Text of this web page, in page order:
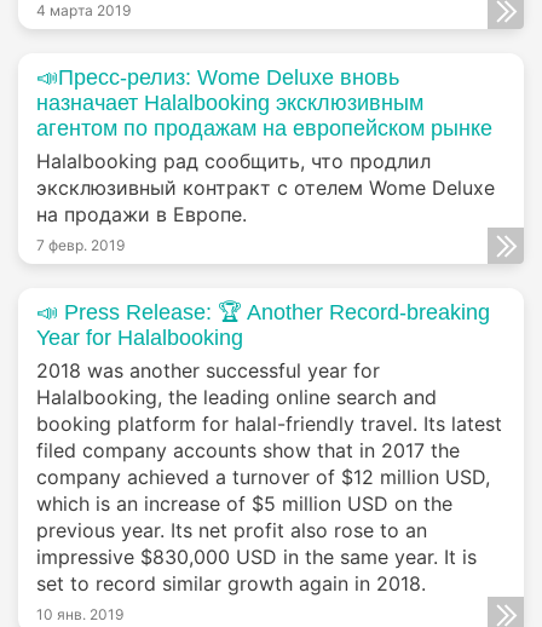
4 марта 2019
📣Пресс-релиз: Wome Deluxe вновь
назначает Halalbooking эксклюзивным
агентом по продажам на европейском рынке
Halalbooking рад сообщить, что продлил
эксклюзивный контракт с отелем Wome Deluxe
на продажи в Европе.
7 февр. 2019
📣 Press Release: 🏆 Another Record-breaking
Year for Halalbooking
2018 was another successful year for
Halalbooking, the leading online search and
booking platform for halal-friendly travel. Its latest
filed company accounts show that in 2017 the
company achieved a turnover of $12 million USD,
which is an increase of $5 million USD on the
previous year. Its net profit also rose to an
impressive $830,000 USD in the same year. It is
set to record similar growth again in 2018.
10 янв. 2019